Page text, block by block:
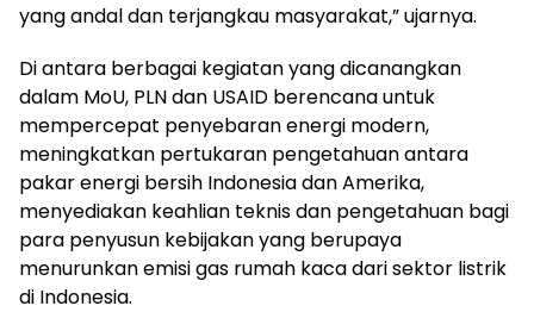
yang andal dan terjangkau masyarakat,” ujarnya.
Di antara berbagai kegiatan yang dicanangkan
dalam MoU, PLN dan USAID berencana untuk
mempercepat penyebaran energi modern,
meningkatkan pertukaran pengetahuan antara
pakar energi bersih Indonesia dan Amerika,
menyediakan keahlian teknis dan pengetahuan bagi
para penyusun kebijakan yang berupaya
menurunkan emisi gas rumah kaca dari sektor listrik
di Indonesia.